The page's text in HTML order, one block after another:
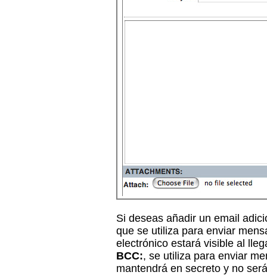
Si deseas añadir un email
que se utiliza para enviar
electrónico estará visible al
BCC:, se utiliza para enviar
mantendrá en secreto y no